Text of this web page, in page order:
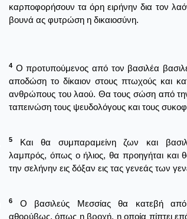
καρποφορήσουν τα όρη ειρήνην δια τον
βουνά ας φυτρώση η δικαιοσύνη.
4 Ο προτυπούμενος από τον βασιλέα
αποδώση το δίκαιον στους πτωχούς και
ανθρώπους του λαού. Θα τους σώση από την
ταπεινώση τους ψευδολόγους και τους
5
Και θα συμπαραμείνη ζων και
λαμπρός, όπως ο ήλιος, θα προηγήται και
την σελήνην εις δόξαν εις τας γενεάς των
6
Ο βασιλεύς Μεσσίας θα κατεβή
αθορύβως, όπως η βροχή, η οποία πίπτει